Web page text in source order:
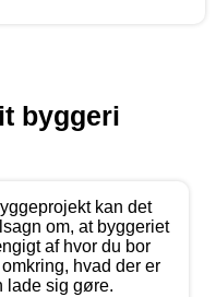
byggeri
kan det
om, at byggeriet
af hvor du bor
hvad der er
lade sig gøre.